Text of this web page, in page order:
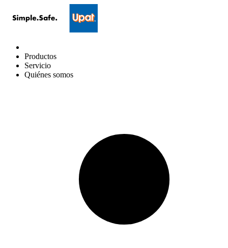
Productos
Servicio
Quiénes somos